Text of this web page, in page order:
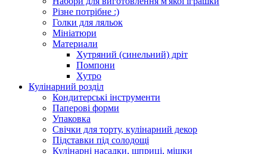
Різне потрібне :)
Голки для ляльок
Мініатюри
Материали
Хутряний (синельний) дріт
Помпони
Хутро
Кулінарний розділ
Кондитерські інструменти
Паперові форми
Упаковка
Свічки для торту, кулінарний декор
Підставки під солодощі
Кулінарні насадки, шприці, мішки